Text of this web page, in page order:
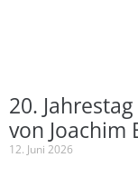
20.
von Joachim
12. Juni 2026